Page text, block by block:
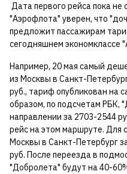
Дата первого рейса пока
"Аэрофлота" уверен, что
предложит пассажирам
сегодняшнем экономклассе
Например, 20 мая самый
из Москвы в Санкт-
руб., тариф опубликован на
образом, по подсчетам РБК,
направлении за 2703-2544
рейс на этом маршруте. Для
Москвы в Санкт-Петербург
руб. После переезда в
"Добролета" будут на 40-